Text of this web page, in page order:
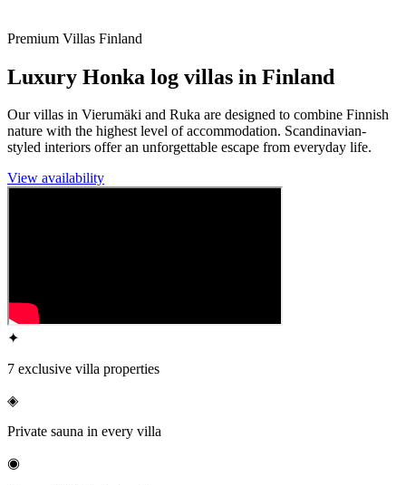
Premium Villas Finland
Luxury Honka log villas in Finland
Our villas in Vierumäki and Ruka are designed to combine Finnish
nature with the highest level of accommodation. Scandinavian-
styled interiors offer an unforgettable escape from everyday life.
View availability
✦
7 exclusive villa properties
◈
Private sauna in every villa
◉